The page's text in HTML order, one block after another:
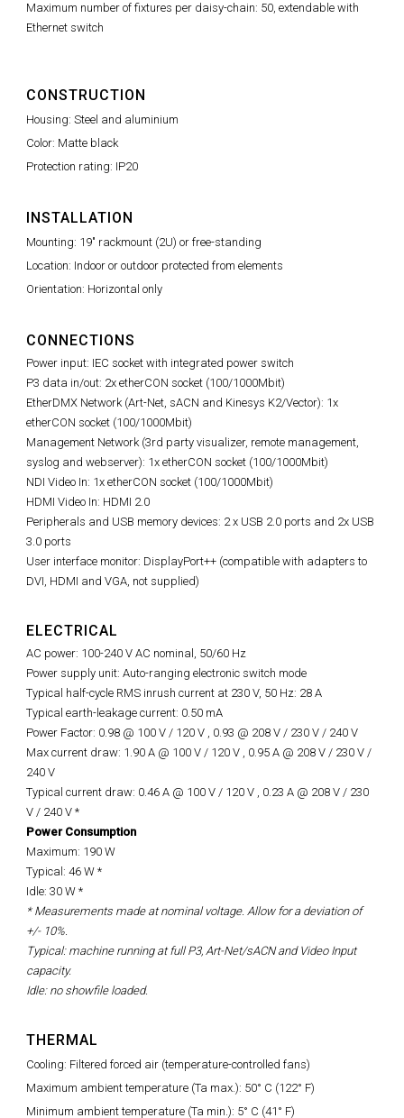
Maximum number of fixtures per daisy-chain: 50, extendable with
Ethernet switch
CONSTRUCTION
Housing: Steel and aluminium
Color: Matte black
Protection rating: IP20
INSTALLATION
Mounting: 19" rackmount (2U) or free-standing
Location: Indoor or outdoor protected from elements
Orientation: Horizontal only
CONNECTIONS
Power input: IEC socket with integrated power switch
P3 data in/out: 2x etherCON socket (100/1000Mbit)
EtherDMX Network (Art-Net, sACN and Kinesys K2/Vector): 1x
etherCON socket (100/1000Mbit)
Management Network (3rd party visualizer, remote management,
syslog and webserver): 1x etherCON socket (100/1000Mbit)
NDI Video In: 1x etherCON socket (100/1000Mbit)
HDMI Video In: HDMI 2.0
Peripherals and USB memory devices: 2 x USB 2.0 ports and 2x USB
3.0 ports
User interface monitor: DisplayPort++ (compatible with adapters to
DVI, HDMI and VGA, not supplied)
ELECTRICAL
AC power: 100-240 V AC nominal, 50/60 Hz
Power supply unit: Auto-ranging electronic switch mode
Typical half-cycle RMS inrush current at 230 V, 50 Hz: 28 A
Typical earth-leakage current: 0.50 mA
Power Factor: 0.98 @ 100 V / 120 V , 0.93 @ 208 V / 230 V / 240 V
Max current draw: 1.90 A @ 100 V / 120 V , 0.95 A @ 208 V / 230 V /
240 V
Typical current draw: 0.46 A @ 100 V / 120 V , 0.23 A @ 208 V / 230
V / 240 V *
Power Consumption
Maximum: 190 W
Typical: 46 W *
Idle: 30 W *
* Measurements made at nominal voltage. Allow for a deviation of
+/- 10%.
Typical: machine running at full P3, Art-Net/sACN and Video Input
capacity.
Idle: no showfileloaded.
THERMAL
Cooling: Filtered forced air (temperature-controlled fans)
Maximum ambient temperature (Ta max.): 50° C (122° F)
Minimum ambient temperature (Ta min.): 5° C (41° F)